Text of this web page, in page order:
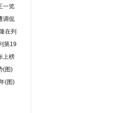
一览
调侃
在列
第19
上榜
(图)
(图)